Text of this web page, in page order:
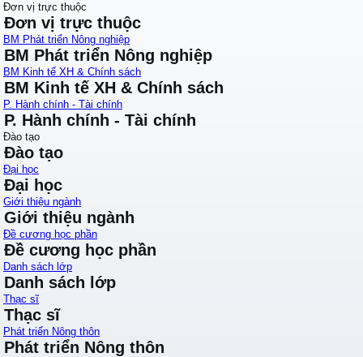
Đơn vị trực thuộc
Đơn vị trực thuộc
BM Phát triển Nông nghiệp
BM Phát triển Nông nghiệp
BM Kinh tế XH & Chính sách
BM Kinh tế XH & Chính sách
P. Hành chính - Tài chính
P. Hành chính - Tài chính
Đào tạo
Đào tạo
Đại học
Đại học
Giới thiệu ngành
Giới thiệu ngành
Đề cương học phần
Đề cương học phần
Danh sách lớp
Danh sách lớp
Thạc sĩ
Thạc sĩ
Phát triển Nông thôn
Phát triển Nông thôn